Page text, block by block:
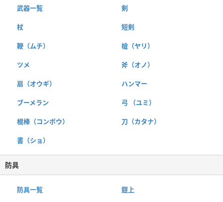
武器一覧 剣
杖 短剣
鞭（ムチ） 槍（ヤリ）
ツメ 斧（オノ）
扇（オウギ） ハンマー
ブーメラン 弓 （ユミ）
棍棒（コンボウ） 刀（カタナ）
書（ショ）
防具
防具一覧 鎧上